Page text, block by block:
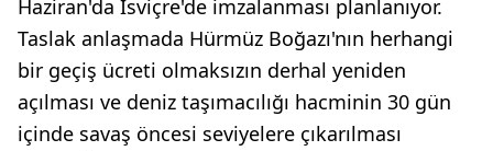
Haziran'da İsviçre'de imzalanması planlanıyor.
Taslak anlaşmada Hürmüz Boğazı'nın herhangi
bir geçiş ücreti olmaksızın derhal yeniden
açılması ve deniz taşımacılığı hacminin 30 gün
içinde savaş öncesi seviyelere çıkarılması